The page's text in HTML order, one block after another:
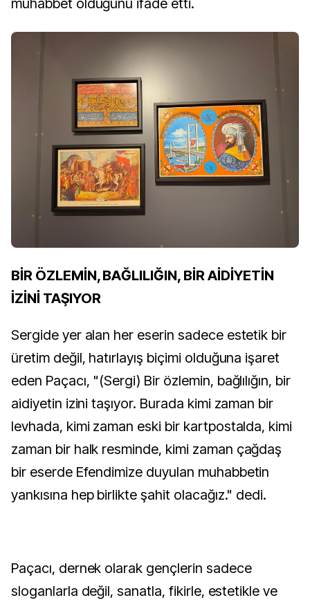
BİR ÖZLEMİN, BAĞLILIĞIN, BİR AİDİYETİN
İZİNİ TAŞIYOR
Sergide yer alan her eserin sadece estetik bir
üretim değil, hatırlayış biçimi olduğuna işaret
eden Paçacı, "(Sergi) Bir özlemin, bağlılığın, bir
aidiyetin izini taşıyor. Burada kimi zaman bir
levhada, kimi zaman eski bir kartpostalda, kimi
zaman bir halk resminde, kimi zaman çağdaş
bir eserde Efendimize duyulan muhabbetin
yankısına hep birlikte şahit olacağız." dedi.
Paçacı, dernek olarak gençlerin sadece
sloganlarla değil, sanatla, fikirle, estetikle ve